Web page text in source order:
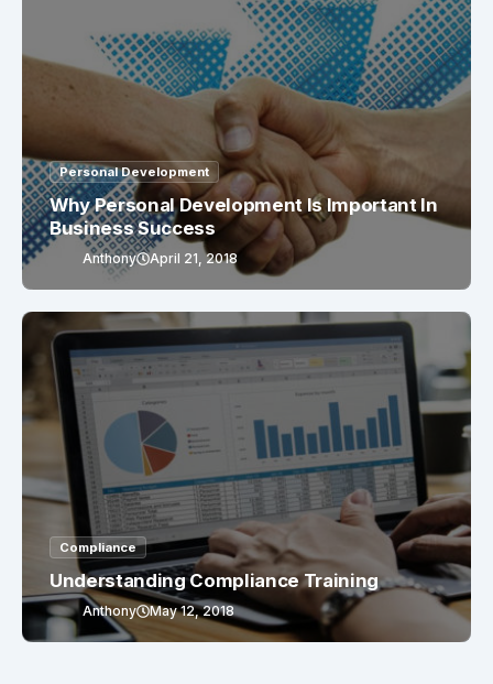
Personal Development
Why Personal Development Is Important In
Business Success
Anthony April 21, 2018
Compliance
Understanding Compliance Training
Anthony May 12, 2018